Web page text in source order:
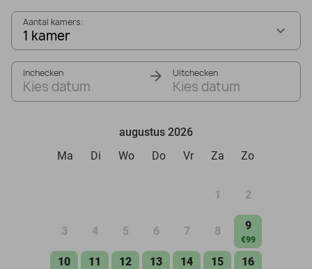
Aantal kamers:
1 kamer
Inchecken
Kies datum
Uitchecken
Kies datum
augustus 2026
Ma
Di Wo Do Vr Za Zo
1 2
3 4 5 6 7 8 9
€99
10 11 12 13 14 15 16